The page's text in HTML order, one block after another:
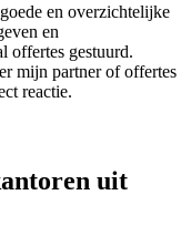
en overzichtelijke
en
offertes gestuurd.
mijn partner of offertes
reactie.
uit